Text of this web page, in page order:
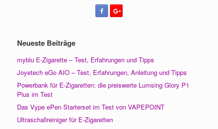
Neueste Beiträge
myblu E-Zigarette – Test, Erfahrungen und Tipps
Joyetech eGo AIO – Test, Erfahrungen, Anleitung und Tipps
Powerbank für E-Zigaretten: die preiswerte Lumsing Glory P1
Plus im Test
Das Vype ePen Starterset im Test von VAPEPOINT
Ultraschallreiniger für E-Zigaretten